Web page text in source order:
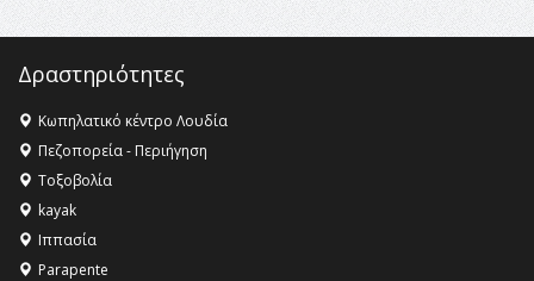
16:35 -Το πρόγραμμα του ΠΑΟΚ στον δεύτερο γύρο του
16:27 - Όλυμπος: Εντάχθηκε στον Κατάλογο Παγκόσμιας
Κληρονομιάς της UNESCO – Ομόφωνη η απόφαση Ο
Όλυμπος αναγνωρίστηκε ως φυσικό και πολιτιστικό
αγαθό εξέχουσας οικουμενικής αξίας για την
ανθρωπότητα
16:18 -
ΣΤΗΝ ΕΔΕΣΣΑ
Δραστηριότητες
Κωπηλατικό κέντρο Λουδία
Πεζοπορεία - Περιήγηση
Τοξοβολία
kayak
Ιππασία
Parapente